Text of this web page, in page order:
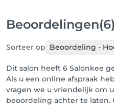
Beoordelingen(6)
Sorteer op Beoordeling -
Dit salon heeft 6 Salonkee
Als u een online afspraak
vragen we u vriendelijk om
beoordeling achter te laten.